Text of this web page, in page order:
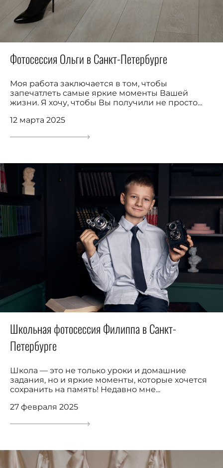
Фотосессия Ольги в Санкт-Петербурге
Моя работа заключается в том, чтобы
запечатлеть самые яркие моменты Вашей
жизни. Я хочу, чтобы Вы получили не просто...
12 марта 2025
Школьная фотосессия Филиппа в Санкт-
Петербурге
Школа — это не только уроки и домашние
задания, но и яркие моменты, которые хочется
сохранить на память! Недавно мне...
27 февраля 2025